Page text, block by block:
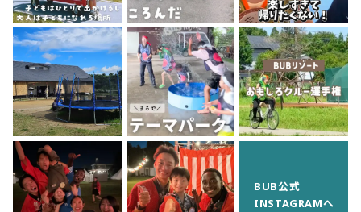
BUB公式
INSTAGRAMへ